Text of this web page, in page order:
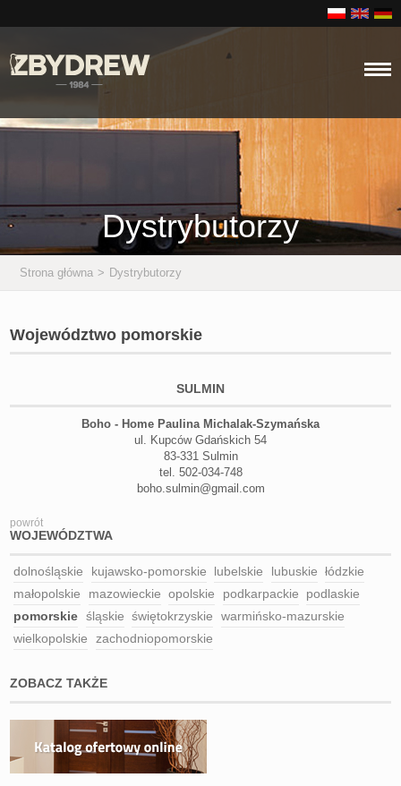
Dystrybutorzy
Strona główna > Dystrybutorzy
Województwo pomorskie
SULMIN
Boho - Home Paulina Michalak-Szymańska
ul. Kupców Gdańskich 54
83-331 Sulmin
tel. 502-034-748
boho.sulmin@gmail.com
powrót
WOJEWÓDZTWA
dolnośląskie kujawsko-pomorskie lubelskie lubuskie łódzkie
małopolskie
mazowieckie opolskie podkarpackie
podlaskie
pomorskie śląskie świętokrzyskie
warmińsko-mazurskie
wielkopolskie
zachodniopomorskie
ZOBACZ TAKŻE